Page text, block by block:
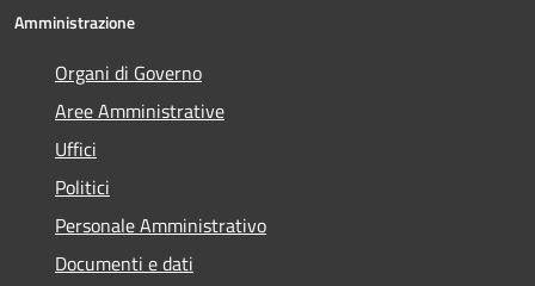
Amministrazione
Organi di Governo
Aree Amministrative
Uffici
Politici
Personale Amministrativo
Documenti e dati